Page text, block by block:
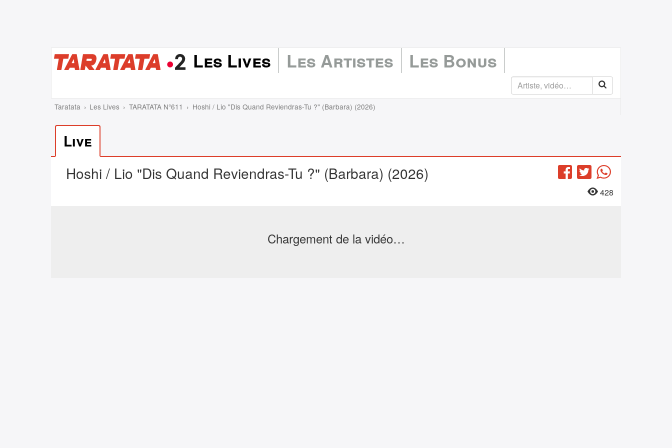
Les Lives Les Artistes Les Bonus
Taratata Les Lives TARATATA N°611 Hoshi / Lio "Dis Quand Reviendras-Tu ?" (Barbara) (2026)
Live
Hoshi / Lio "Dis Quand Reviendras-Tu ?" (Barbara) (2026) Facebook
TwitterWhatsApp
428
Chargement de la vidéo…